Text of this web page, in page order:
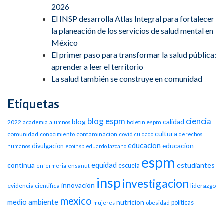
2026
El INSP desarrolla Atlas Integral para fortalecer
la planeación de los servicios de salud mental en
México
El primer paso para transformar la salud pública:
aprender a leer el territorio
La salud también se construye en comunidad
Etiquetas
2022 academia alumnos blog blog espm boletin espm calidad ciencia
comunidad conocimiento contaminacion covid cuidado cultura derechos
humanos divulgacion ecoinsp eduardo lazcano educacion educacion
continua enfermeria ensanut equidad escuela espm estudiantes
evidencia cientifica innovacion inspinvestigacion liderazgo
medio ambiente mexico mujeres nutricion obesidad politicas